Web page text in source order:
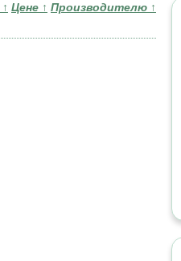
↑ Цене ↑ Производителю ↑